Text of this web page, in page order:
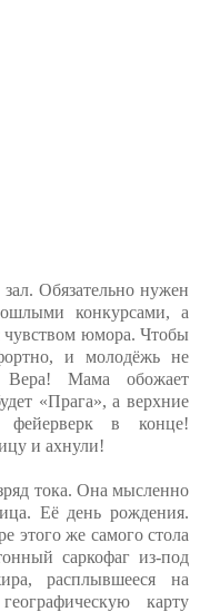
Обязательно нужен
конкурсами, а
юмора. Чтобы
и молодёжь не
Вера! Мама обожает
«Прага», а верхние
в конце!
и ахнули!
тока. Она мысленно
Её день рождения.
этого же самого стола
саркофаг из-под
расплывшееся на
карту